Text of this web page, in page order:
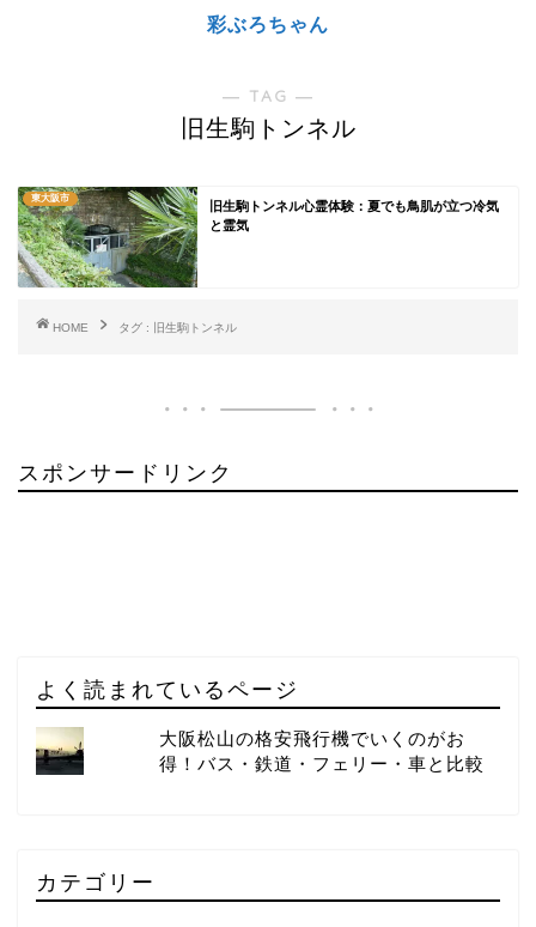
彩ぶろちゃん
― TAG ―
旧生駒トンネル
東大阪市
旧生駒トンネル心霊体験：夏でも鳥肌が立つ冷気
と霊気
HOME タグ : 旧生駒トンネル
スポンサードリンク
よく読まれているページ
大阪松山の格安飛行機でいくのがお
得！バス・鉄道・フェリー・車と比較
カテゴリー